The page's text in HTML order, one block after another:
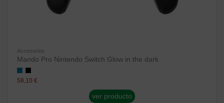
Accesorios
Mando Pro Nintendo Switch Glow in the dark
58,10 €
ver producto